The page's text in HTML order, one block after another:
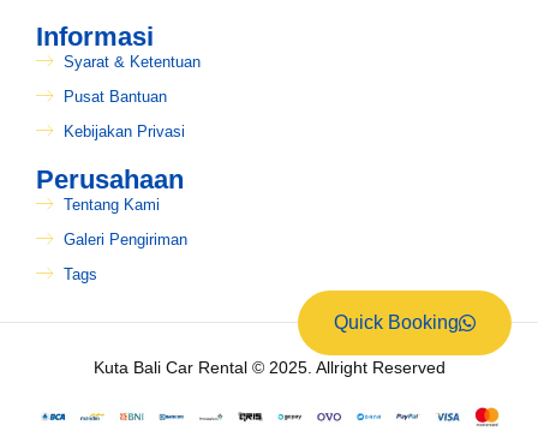
Quick Booking
Informasi
Syarat & Ketentuan
Pusat Bantuan
Kebijakan Privasi
Perusahaan
Tentang Kami
Galeri Pengiriman
Tags
Kuta Bali Car Rental © 2025. Allright Reserved